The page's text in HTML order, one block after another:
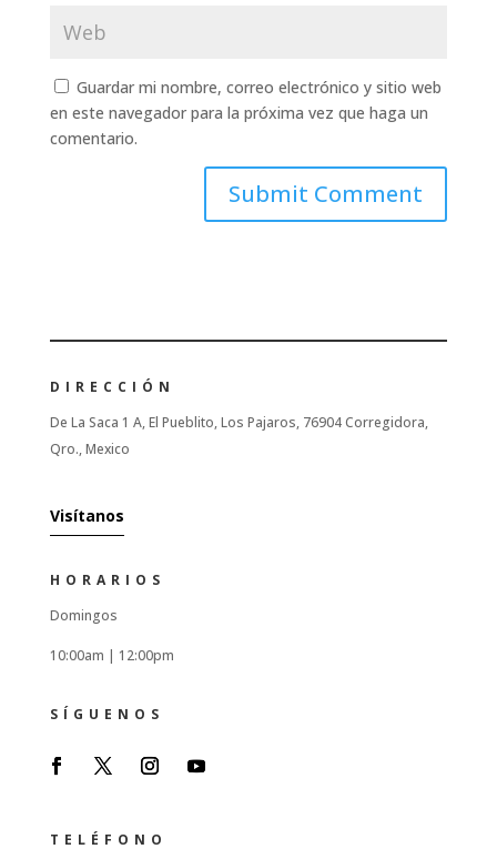
Guardar mi nombre, correo electrónico y sitio web
en este navegador para la próxima vez que haga un
comentario.
DIRECCIÓN
De La Saca 1 A, El Pueblito, Los Pajaros, 76904 Corregidora,
Qro., Mexico
Visítanos
HORARIOS
Domingos
10:00am | 12:00pm
SÍGUENOS
TELÉFONO